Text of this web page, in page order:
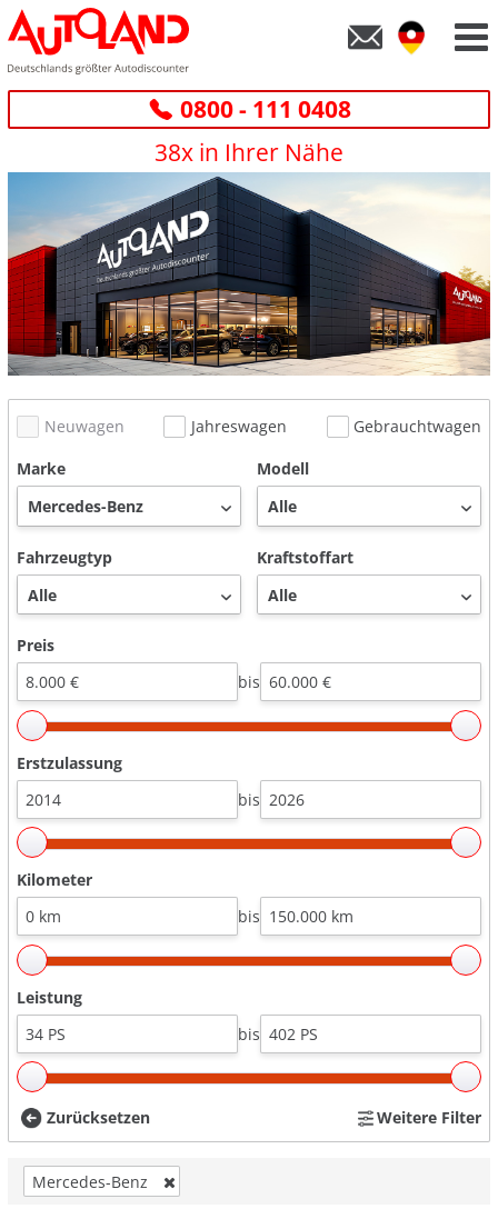
0800 - 111 0408
38x in Ihrer Nähe
Neuwagen Jahreswagen
Gebrauchtwagen
Marke
Modell
Fahrzeugtyp Kraftstoffart
Preis
bis
Erstzulassung
bis
Kilometer
bis
Leistung
bis
Zurücksetzen Weitere Filter
Mercedes-Benz